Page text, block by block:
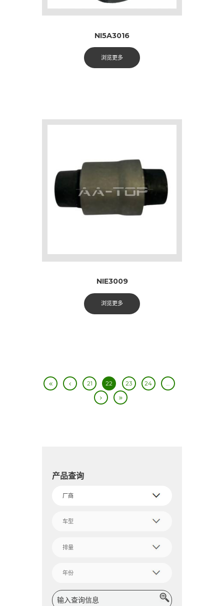
NI5A3016
浏览更多
NIE3009
浏览更多
21 22 23 24 …
产品查询